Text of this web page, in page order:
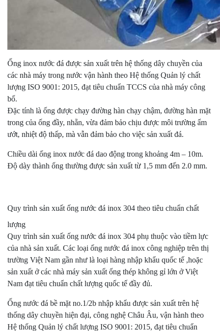
Ống inox nước đá được sản xuất trên hệ thống dây chuyền của
các nhà máy trong nước vận hành theo Hệ thống Quản lý chất
lượng ISO 9001: 2015, đạt tiêu chuẩn TCCS của nhà máy công
bố.
Đặc tính là ống được chạy đường hàn chạy chậm, đường hàn mặt
trong của ống đầy, nhẵn, vừa đảm bảo chịu được môi trường ẩm
ướt, nhiệt độ thấp, mà vẫn đảm bảo cho việc sản xuất đá.
Chiều dài ống inox nước đá dao động trong khoảng 4m – 10m.
Độ dày thành ống thường được sản xuất từ 1,5 mm đến 2.0 mm.
Quy trình sản xuất ống nước đá inox 304 theo tiêu chuẩn chất
lượng
Quy trình sản xuất ống nước đá inox 304 phụ thuộc vào tiềm lực
của nhà sản xuất. Các loại ống nước đá inox công nghiệp trên thị
trường Việt Nam gần như là loại hàng nhập khẩu quốc tế ,hoặc
sản xuất ở các nhà máy sản xuất ống thép không gỉ lớn ở Việt
Nam đạt tiêu chuẩn chất lượng quốc tế đầy đủ.
Ống nước đá bề mặt no.1/2b nhập khẩu được sản xuất trên hệ
thống dây chuyền hiện đại, công nghệ Châu Âu, vận hành theo
Hệ thống Quản lý chất lượng ISO 9001: 2015, đạt tiêu chuẩn